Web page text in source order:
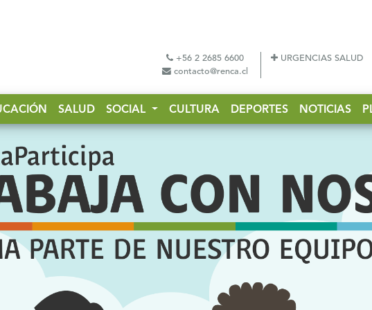
+56 2 2685 6600
contacto@renca.cl
URGENCIAS SALUD
SALUD SOCIAL CULTURA DEPORTES NOTICIAS